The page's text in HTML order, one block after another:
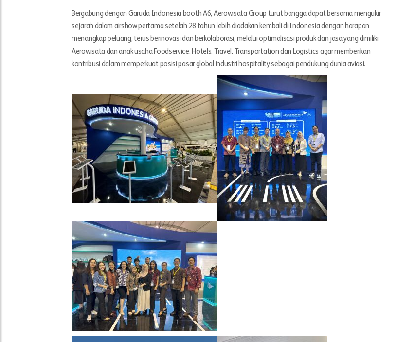
Bergabung dengan Garuda Indonesia booth A6, Aerowisata Group turut bangga dapat bersama mengukir
sejarah dalam airshow pertama setelah 28 tahun lebih diadakan kembali di Indonesia dengan harapan
menangkap peluang, terus berinovasi dan berkolaborasi, melalui optimalisasi produk dan jasa yang dimiliki
Aerowisata dan anak usaha Foodservice, Hotels, Travel, Transportation dan Logistics agar memberikan
kontribusi dalam memperkuat posisi pasar global industri hospitality sebagai pendukung dunia aviasi.